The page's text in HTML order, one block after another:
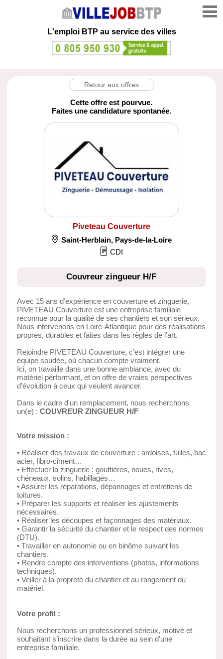
L'emploi BTP au service des villes
Retour aux offres
Cette offre est pourvue.
Faites une candidature spontanée.
Piveteau Couverture
Saint-Herblain, Pays-de-la-Loire
CDI
Couvreur zingueur H/F
Avec 15 ans d’expérience en couverture et zinguerie,
PIVETEAU Couverture est une entreprise familiale
reconnue pour la qualité de ses chantiers et son sérieux.
Nous intervenons en Loire-Atlantique pour des réalisations
propres, durables et faites dans les règles de l’art.
Rejoindre PIVETEAU Couverture, c’est intégrer une
équipe soudée, où chacun compte vraiment.
Ici, on travaille dans une bonne ambiance, avec du
matériel performant, et on offre de vraies perspectives
d’évolution à ceux qui veulent avancer.
Dans le cadre d'un remplacement, nous recherchons
un(e) : COUVREUR ZINGUEUR H/F
Votre mission :
• Réaliser des travaux de couverture : ardoises, tuiles, bac
acier, fibro-ciment…
• Effectuer la zinguerie : gouttières, noues, rives,
chéneaux, solins, habillages…
• Assurer les réparations, dépannages et entretiens de
toitures.
• Préparer les supports et réaliser les ajustements
nécessaires.
• Réaliser les découpes et façonnages des matériaux.
• Garantir la sécurité du chantier et le respect des normes
(DTU).
• Travailler en autonomie ou en binôme suivant les
chantiers.
• Rendre compte des interventions (photos, informations
techniques).
• Veiller à la propreté du chantier et au rangement du
matériel.
Votre profil :
Nous recherchons un professionnel sérieux, motivé et
souhaitant s’inscrire dans la durée au sein d’une
entreprise familiale.